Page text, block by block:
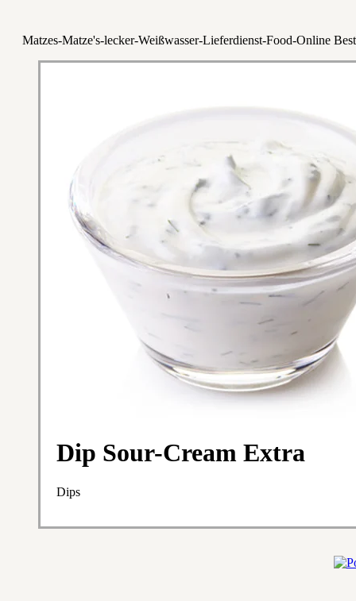
Matzes-Matze's-lecker-Weißwasser-Lieferdienst-Food-Online
Dip Sour-Cream Extra
Dips